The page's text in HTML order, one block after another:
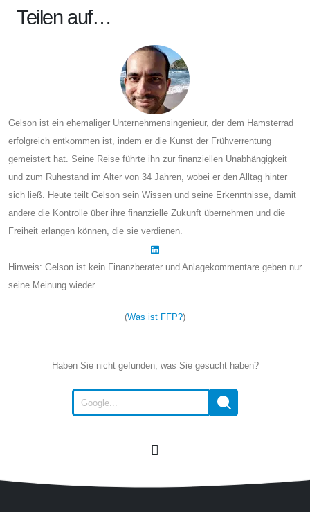
Teilen auf…
Gelson ist ein ehemaliger Unternehmensingenieur, der dem Hamsterrad
erfolgreich entkommen ist, indem er die Kunst der Frühverrentung
gemeistert hat. Seine Reise führte ihn zur finanziellen Unabhängigkeit
und zum Ruhestand im Alter von 34 Jahren, wobei er den Alltag hinter
sich ließ. Heute teilt Gelson sein Wissen und seine Erkenntnisse, damit
andere die Kontrolle über ihre finanzielle Zukunft übernehmen und die
Freiheit erlangen können, die sie verdienen.
Hinweis: Gelson ist kein Finanzberater und Anlagekommentare geben nur
seine Meinung wieder.
(Was ist FFP?)
Haben Sie nicht gefunden, was Sie gesucht haben?